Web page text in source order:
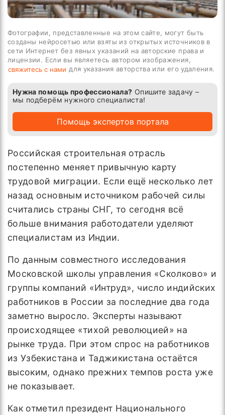
Фотографии, представленные на этом сайте, могут быть
созданы нейросетью или взяты из открытых источников в
сети Интернет без явных указаний на авторские права и
лицензии. Если вы являетесь автором изображения,
свяжитесь с нами для указания авторства или его удаления.
Нужна помощь профессионала? Опишите задачу –
мы подберём нужного специалиста!
Помощь экспертов портала
Российская строительная отрасль
постепенно меняет привычную карту
трудовой миграции. Если ещё несколько лет
назад основным источником рабочей силы
считались страны СНГ, то сегодня всё
больше внимания работодатели уделяют
специалистам из Индии.
По данным совместного исследования
Московской школы управления «Сколково» и
группы компаний «Интруд», число индийских
работников в России за последние два года
заметно выросло. Эксперты называют
происходящее «тихой революцией» на
рынке труда. При этом спрос на работников
из Узбекистана и Таджикистана остаётся
высоким, однако прежних темпов роста уже
не показывает.
Как отметил президент Национального